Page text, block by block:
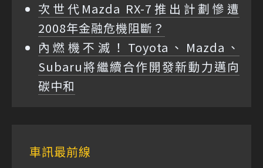
次世代Mazda RX-7推出計劃慘遭
2008年金融危機阻斷？
內燃機不滅！Toyota、Mazda、
Subaru將繼續合作開發新動力邁向
碳中和
車訊最前線